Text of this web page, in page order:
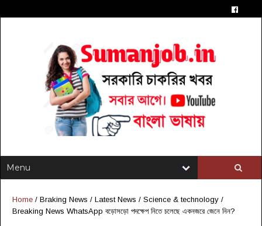
Home / Braking News / Latest News / Science & technology /
Breaking News WhatsApp বড়োসড়ো পদক্ষেপ নিতে চলেছে একনজরে জেনে নিন?